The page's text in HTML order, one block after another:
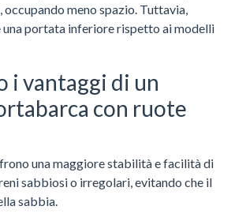
occupando meno spazio. Tuttavia,
portata inferiore rispetto ai modelli
i vantaggi di un
con ruote
una maggiore stabilità e facilità di
sabbiosi o irregolari, evitando che il
sabbia.